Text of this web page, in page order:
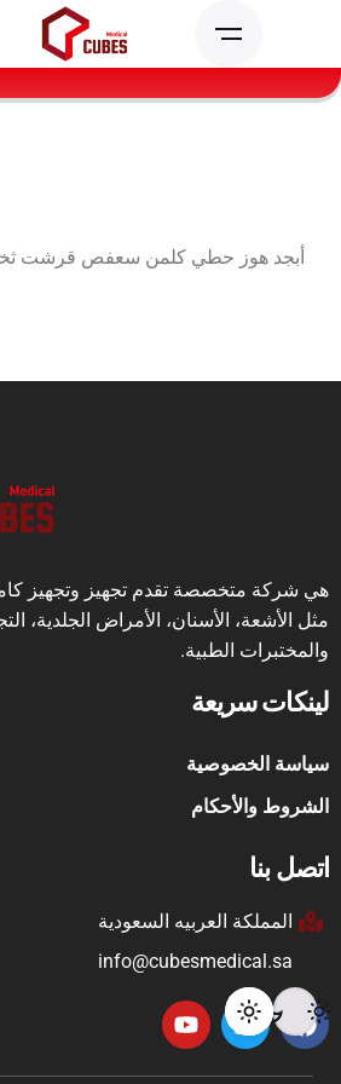
أبجد هوز حطي كلمن سعفص قرشت
هي شركة متخصصة تقدم تجهيز وتجهيز
مثل الأشعة، الأسنان، الأمراض الجلدية،
والمختبرات الطبية.
لينكات سريعة
سياسة الخصوصية
الشروط والأحكام
اتصل بنا
المملكة العربيه السعودية
info@cubesmedical.sa